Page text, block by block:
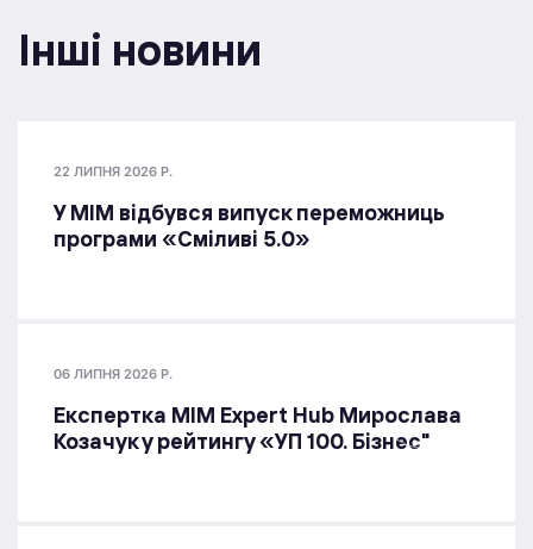
Інші новини
22 ЛИПНЯ 2026 Р.
У МІМ відбувся випуск переможниць
програми «Сміливі 5.0»
06 ЛИПНЯ 2026 Р.
Експертка MIM Expert Hub Мирослава
Козачук у рейтингу «УП 100. Бізнес"